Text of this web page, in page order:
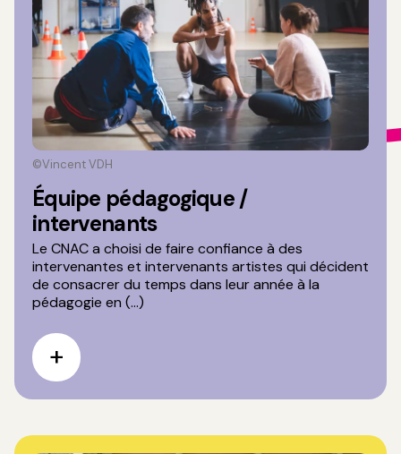
©Vincent VDH
Équipe pédagogique /
intervenants
Le CNAC a choisi de faire confiance à des
intervenantes et intervenants artistes qui décident
de consacrer du temps dans leur année à la
pédagogie en (...)